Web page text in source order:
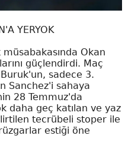
YERYOK
Okan
güçlendirdi. Maç
sadece 3.
Sanchez'i sahaya
28 Temmuz'da
daha geç katılan ve yaz
tecrübeli stoper ile
estiği öne